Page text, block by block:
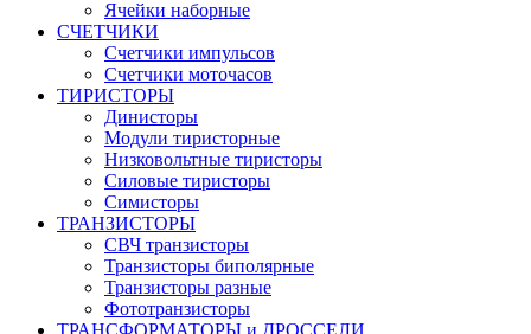
Ячейки наборные
СЧЕТЧИКИ
Счетчики импульсов
Счетчики моточасов
ТИРИСТОРЫ
Динисторы
Модули тиристорные
Низковольтные тиристоры
Силовые тиристоры
Симисторы
ТРАНЗИСТОРЫ
СВЧ транзисторы
Транзисторы биполярные
Транзисторы разные
Фототранзисторы
ТРАНСФОРМАТОРЫ и ДРОССЕЛИ